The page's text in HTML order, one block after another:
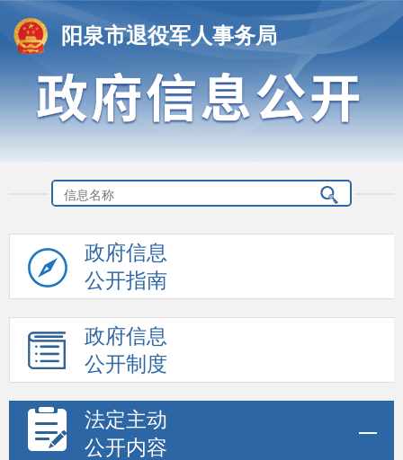
阳泉市退役军人事务局
政府信息
公开指南
政府信息
公开制度
法定主动
公开内容